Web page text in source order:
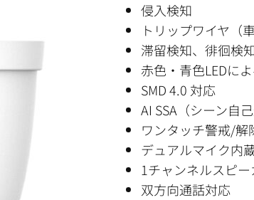
侵入検知
トリップワイヤ（
滞留検知、徘徊検
赤色・青色LEDに
SMD 4.0 対応
AI SSA（シーン自己
ワンタッチ警戒/解
デュアルマイク内
1チャンネルスピ
双方向通話対応